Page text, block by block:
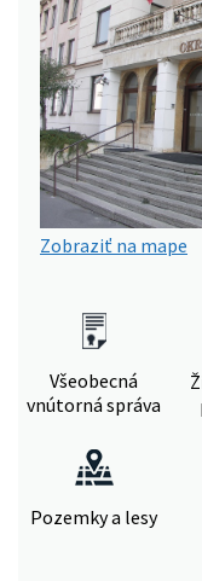
Zobraziť na mape
Všeobecná
vnútorná správa
Pozemky a lesy